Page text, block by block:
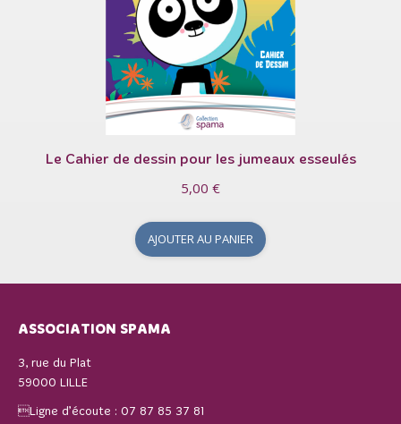
Le Cahier de dessin pour les jumeaux esseulés
5,00 €
AJOUTER AU PANIER
ASSOCIATION SPAMA
3, rue du Plat
59000 LILLE
Ligne d’écoute : 07 87 85 37 81